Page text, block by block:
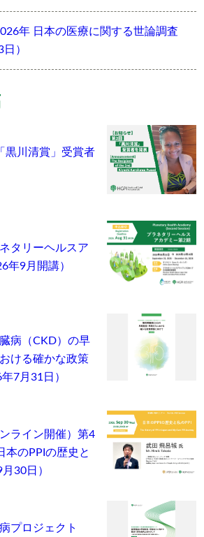
年 日本の医療に関する世論調査
）
黒川清賞」受賞者
タリーヘルスア
年9月開講）
病（CKD）の早
ける確かな政策
7月31日）
ライン開催）第4
本のPPIの歴史と
30日）
プロジェクト